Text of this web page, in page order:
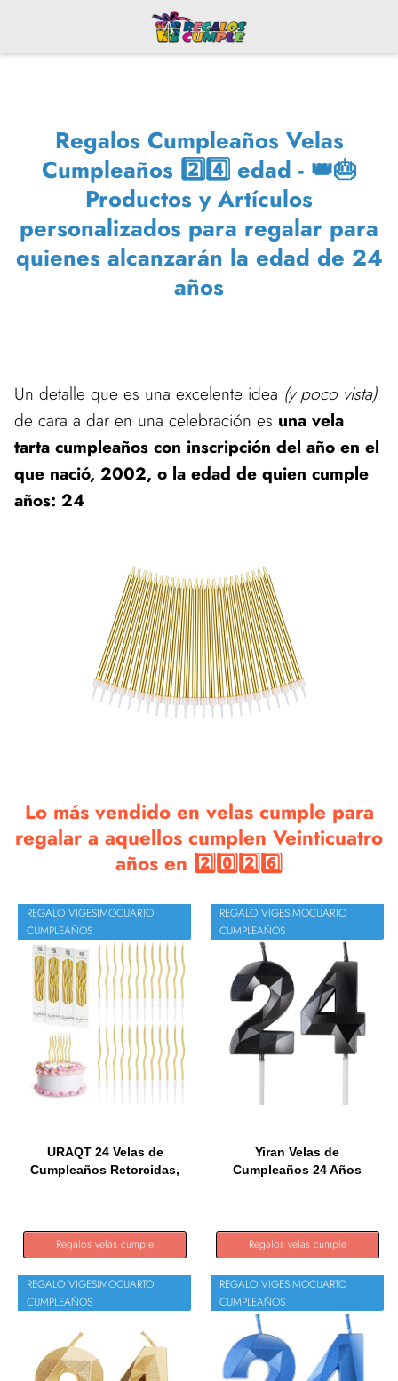
Regalos Cumpleaños Velas
Cumpleaños 2️⃣4️⃣ edad - 👑🎂
Productos y Artículos
personalizados para regalar para
quienes alcanzarán la edad de 24
años
Un detalle que es una excelente idea (y poco vista)
de cara a dar en una celebración es una vela
tarta cumpleaños con inscripción del año en el
que nació, 2002, o la edad de quien cumple
años: 24
Lo más vendido en velas cumple para
regalar a aquellos cumplen Veinticuatro
años en 2️⃣0️⃣2️⃣6️⃣
REGALO VIGESIMOCUARTO
CUMPLEAÑOS
URAQT 24 Velas de
Cumpleaños Retorcidas,
Regalos velas cumple
REGALO VIGESIMOCUARTO
CUMPLEAÑOS
Yiran Velas de
Cumpleaños 24 Años
Regalos velas cumple
REGALO VIGESIMOCUARTO
CUMPLEAÑOS
REGALO VIGESIMOCUARTO
CUMPLEAÑOS